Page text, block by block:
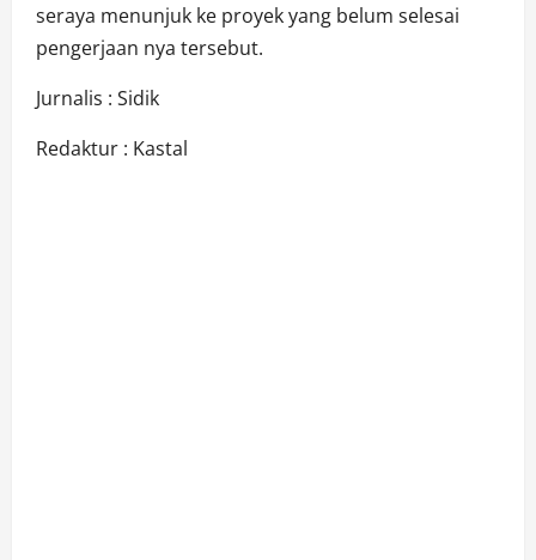
seraya menunjuk ke proyek yang belum selesai
pengerjaan nya tersebut.
Jurnalis : Sidik
Redaktur : Kastal